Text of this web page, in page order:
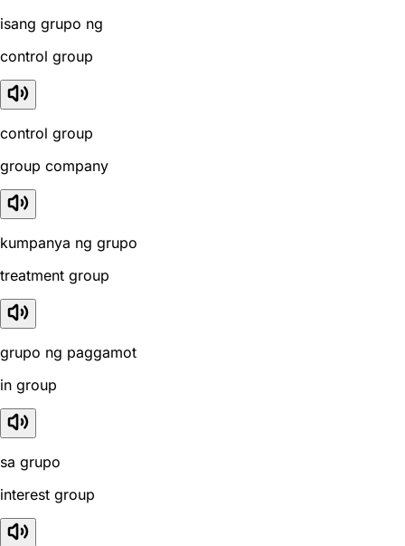
isang grupo ng
control group
control group
group company
kumpanya ng grupo
treatment group
grupo ng paggamot
in group
sa grupo
interest group